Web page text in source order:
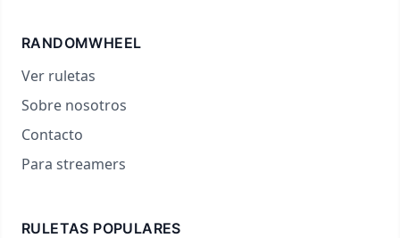
RANDOMWHEEL
Ver ruletas
Sobre nosotros
Contacto
Para streamers
RULETAS POPULARES